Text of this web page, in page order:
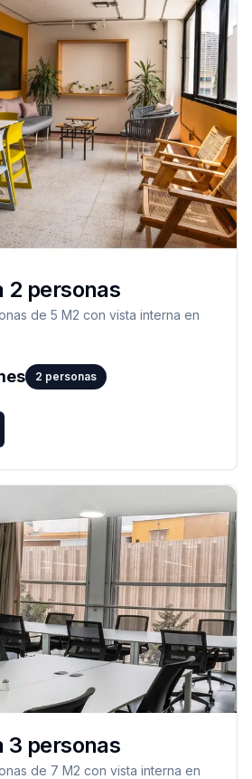
2 personas
de 5 M2 con vista interna en
2 personas
3 personas
de 7 M2 con vista interna en